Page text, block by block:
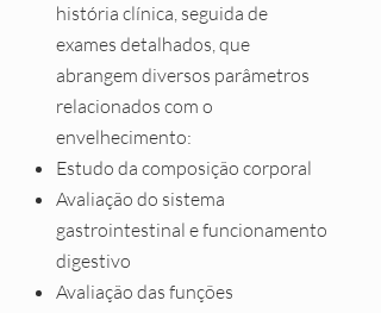
história clínica, seguida de
exames detalhados, que
abrangem diversos parâmetros
relacionados com o
envelhecimento:
Estudo da composição corporal
Avaliação do sistema
gastrointestinal e funcionamento
digestivo
Avaliação das funções